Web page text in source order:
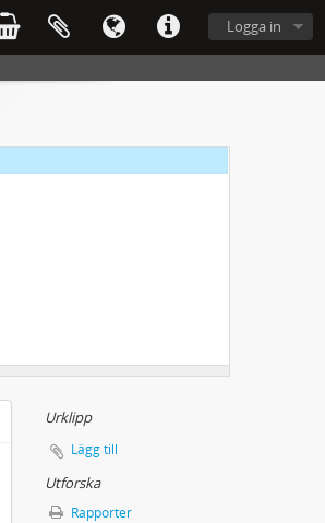
Logga in
Urklipp
Lägg till
Utforska
Rapporter